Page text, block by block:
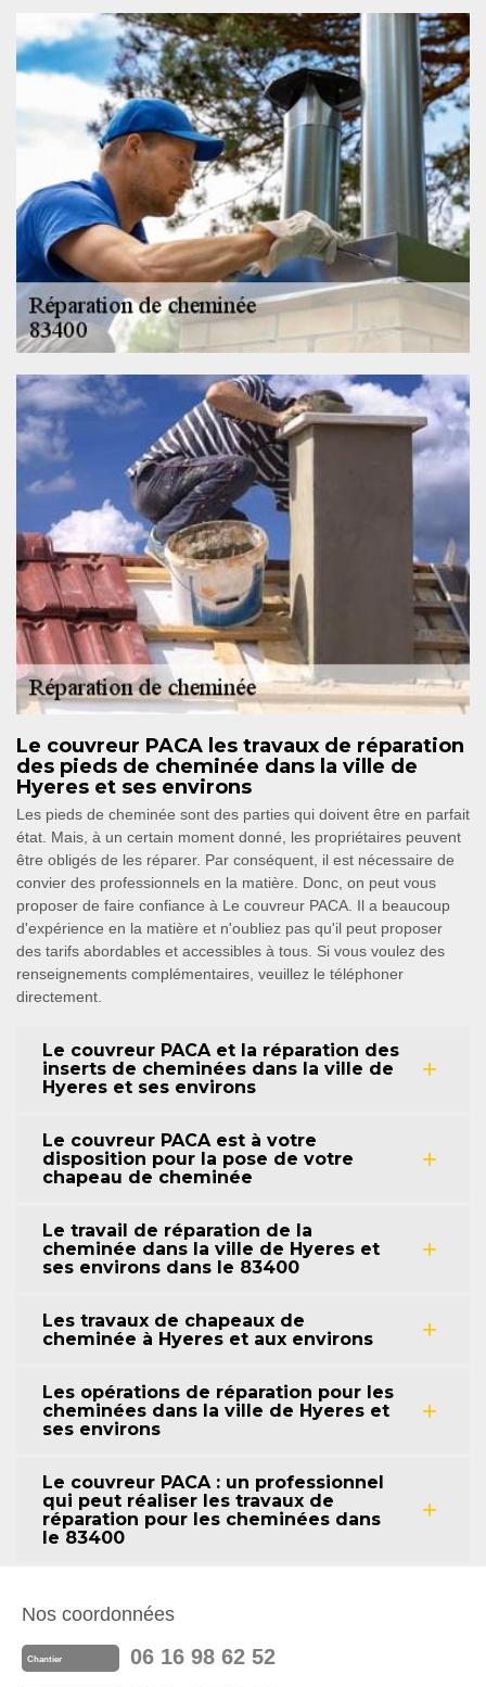
Le couvreur PACA les travaux de réparation
des pieds de cheminée dans la ville de
Hyeres et ses environs
Les pieds de cheminée sont des parties qui doivent être en parfait
état. Mais, à un certain moment donné, les propriétaires peuvent
être obligés de les réparer. Par conséquent, il est nécessaire de
convier des professionnels en la matière. Donc, on peut vous
proposer de faire confiance à Le couvreur PACA. Il a beaucoup
d'expérience en la matière et n'oubliez pas qu'il peut proposer
des tarifs abordables et accessibles à tous. Si vous voulez des
renseignements complémentaires, veuillez le téléphoner
directement.
Le couvreur PACA et la réparation des
inserts de cheminées dans la ville de
Hyeres et ses environs
Le couvreur PACA est à votre
disposition pour la pose de votre
chapeau de cheminée
Le travail de réparation de la
cheminée dans la ville de Hyeres et
ses environs dans le 83400
Les travaux de chapeaux de
cheminée à Hyeres et aux environs
Les opérations de réparation pour les
cheminées dans la ville de Hyeres et
ses environs
Le couvreur PACA : un professionnel
qui peut réaliser les travaux de
réparation pour les cheminées dans
le 83400
Nos coordonnées
Chantier 06 16 98 62 52